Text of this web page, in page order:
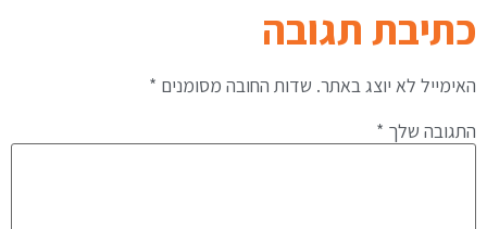
כתיבת תגובה
האימייל לא יוצג באתר. שדות החובה מסומנים *
התגובה שלך *